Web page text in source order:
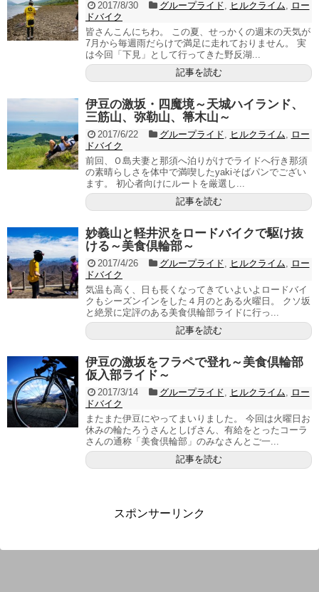
2017/8/30 グループライド ヒルクライム
ロー
ドバイク
皆さんこんにちわ。 この夏、せっかくの週末の天気が
7月から毎週雨だらけで満足に走れておりません。 実
は今回「下見」として行ってきた野反湖...
記事を読む
伊豆の激坂・四魔境～天城ハイランド、
三筋山、弥勒山、箒木山～
2017/6/22 グループライド ヒルクライム
ロー
ドバイク
前回、Ｏ島夫妻と那須へ泊りがけでライドへ行き那須
の素晴らしさを体中で満喫したyakiそばパンでござい
ます。 初心者向けにルートを厳選し...
記事を読む
妙義山と軽井沢をロードバイクで駆け抜
ける～美食倶輪部～
2017/4/26 グループライド ヒルクライム
ロー
ドバイク
気温も高く、日も長くなってきていよいよロードバイ
クもシーズンインをした４月のとある火曜日。 クソ坂
と絶景に定評のある美食倶輪部ライドに行っ...
記事を読む
伊豆の激坂をフラペで登れ～美食倶輪部
仮入部ライド～
2017/3/14 グループライド ヒルクライム
ロー
ドバイク
またまた伊豆にやってまいりました。 今回は火曜日お
休みの輪たろうさんとしげさん、有給をとったコーラ
さんの通称「美食倶輪部」のみなさんとご一...
記事を読む
スポンサーリンク